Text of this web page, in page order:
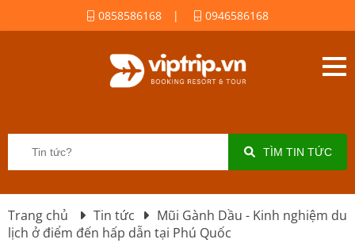
0858586168 | 0946586168
TÌM TIN TỨC
Trang chủ Tin tức
Mũi Gành Dầu - Kinh nghiệm du
lịch ở điểm đến hấp dẫn tại Phú Quốc